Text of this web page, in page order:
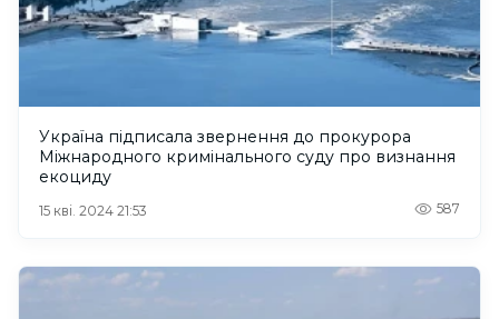
Україна підписала звернення до прокурора
Міжнародного кримінального суду про визнання
екоциду
15 кві. 2024 21:53 587